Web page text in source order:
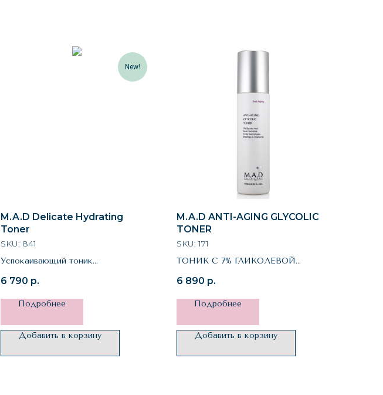
New!
M.A.D Delicate Hydrating
Toner
SKU: 841
Успокаивающий тоник
6 790 р.
Подробнее
Добавить в корзину
M.A.D ANTI-AGING GLYCOLIC
TONER
SKU:171
ТОНИК С 7% ГЛИКОЛЕВОЙ
ПРЕДОТВРАЩАЮЩИЙ
СТАРЕНИЕ КОЖИ
6 890 р.
Подробнее
Добавить в корзину